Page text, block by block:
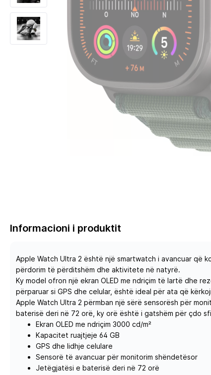
Informacioni i produktit
Apple Watch Ultra 2 është një smartwatch i avancuar që
përdorim të përditshëm dhe aktivitete në natyrë.
Ky model ofron një ekran OLED me ndriçim të lartë dhe
përparuar si GPS dhe celular, është ideal për ata që
Apple Watch Ultra 2 përmban një sërë sensorësh për
baterisë deri në 72 orë, ky orë është i gatshëm për çdo
Ekran OLED me ndriçim 3000 cd/m²
Kapacitet ruajtjeje 64 GB
GPS dhe lidhje celulare
Sensorë të avancuar për monitorim shëndetësor
Jetëgjatësi e baterisë deri në 72 orë